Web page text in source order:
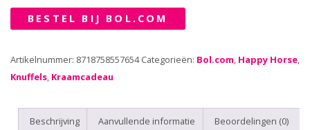
BESTEL BIJ BOL.COM
Artikelnummer: 8718758557654 Categorieën: Bol.com, Happy Horse,
Knuffels, Kraamcadeau
Beschrijving Aanvullende informatie Beoordelingen (0)